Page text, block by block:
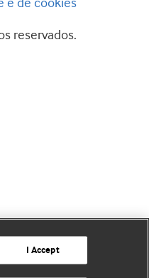
reservados.
I Accept